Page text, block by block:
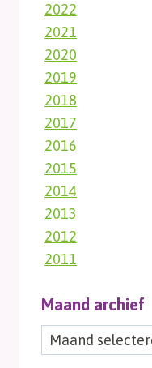
2022
2021
2020
2019
2018
2017
2016
2015
2014
2013
2012
2011
Maand archief
Maand
archief